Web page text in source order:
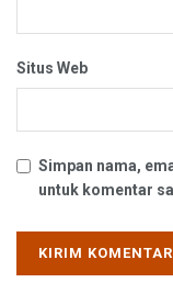
Situs Web
Simpan nama,
untuk komentar